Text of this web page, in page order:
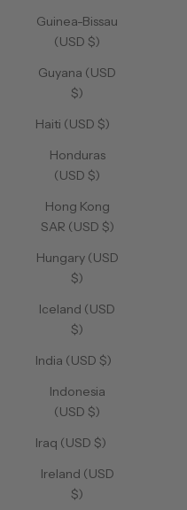
Guinea-Bissau
(USD $)
Guyana (USD
$)
Haiti (USD $)
Honduras
(USD $)
Hong Kong
SAR (USD $)
Hungary (USD
$)
Iceland (USD
$)
India (USD $)
Indonesia
(USD $)
Iraq (USD $)
Ireland (USD
$)